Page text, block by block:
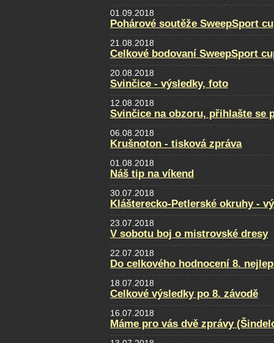
01.09.2018
Pohárové soutěže SweepSport
21.08.2018
Celkové bodovaní SweepSport
20.08.2018
Svinčice - výsledky, foto
12.08.2018
Svinčice na obzoru, přihlašte se
06.08.2018
Krušnoton - tisková zpráva
01.08.2018
Náš tip na víkend
30.07.2018
Klášterecko-Petlerské okruhy -
23.07.2018
V sobotu boj o mistrovské dresy
22.07.2018
Do celkového hodnocení 8.
18.07.2018
Celkové výsledky po 8. závodě
16.07.2018
Máme pro vás dvě zprávy